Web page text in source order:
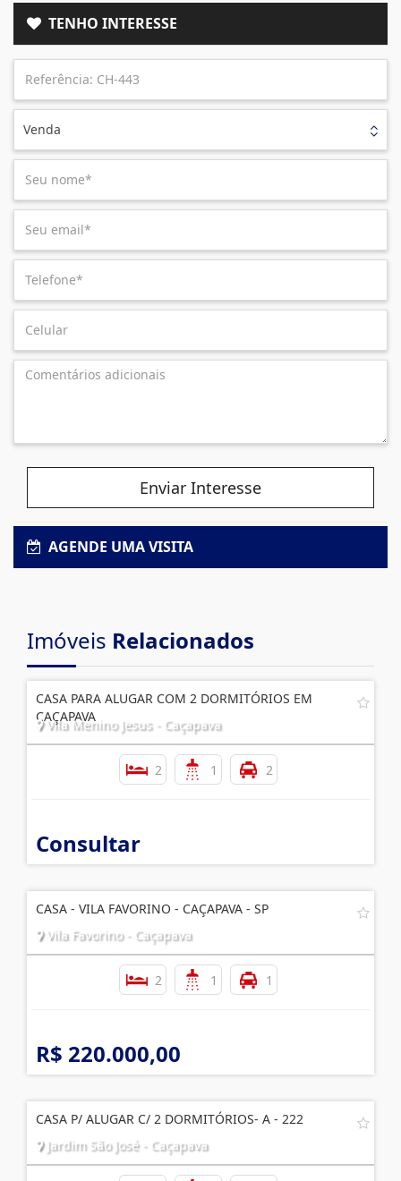
TENHO INTERESSE
Venda
Enviar Interesse
AGENDE UMA VISITA
Imóveis Relacionados
CASA PARA ALUGAR COM 2 DORMITÓRIOS EM
CAÇAPAVA
Vila Menino Jesus - Caçapava
2 1 2
Consultar
CASA - VILA FAVORINO - CAÇAPAVA - SP
Vila Favorino - Caçapava
2 1 1
R$ 220.000,00
CASA P/ ALUGAR C/ 2 DORMITÓRIOS- A - 222
Jardim São José - Caçapava